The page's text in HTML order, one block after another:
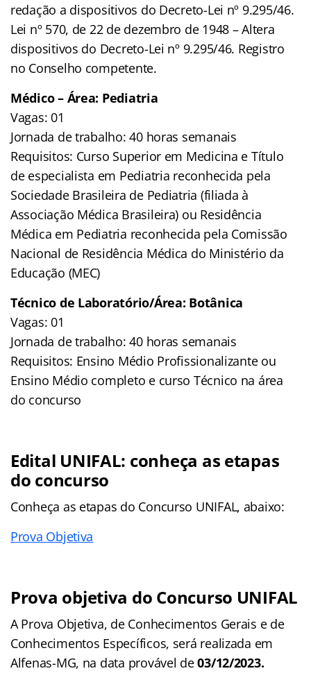
redação a dispositivos do Decreto-Lei nº 9.295/46.
Lei nº 570, de 22 de dezembro de 1948 – Altera
dispositivos do Decreto-Lei nº 9.295/46. Registro
no Conselho competente.
Médico – Área: Pediatria
Vagas: 01
Jornada de trabalho: 40 horas semanais
Requisitos: Curso Superior em Medicina e Título
de especialista em Pediatria reconhecida pela
Sociedade Brasileira de Pediatria (filiada à
Associação Médica Brasileira) ou Residência
Médica em Pediatria reconhecida pela Comissão
Nacional de Residência Médica do Ministério da
Educação (MEC)
Técnico de Laboratório/Área: Botânica
Vagas: 01
Jornada de trabalho: 40 horas semanais
Requisitos: Ensino Médio Profissionalizante ou
Ensino Médio completo e curso Técnico na área
do concurso
Edital UNIFAL: conheça as etapas
do concurso
Conheça as etapas do Concurso UNIFAL, abaixo:
Prova Objetiva
Prova objetiva do Concurso UNIFAL
A Prova Objetiva, de Conhecimentos Gerais e de
Conhecimentos Específicos, será realizada em
Alfenas-MG, na data provável de03/12/2023.